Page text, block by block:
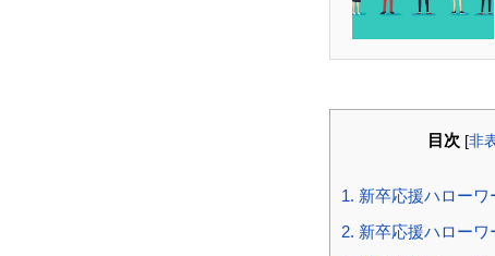
目次 [非
1. 新卒応援ハローワ
2. 新卒応援ハローワ